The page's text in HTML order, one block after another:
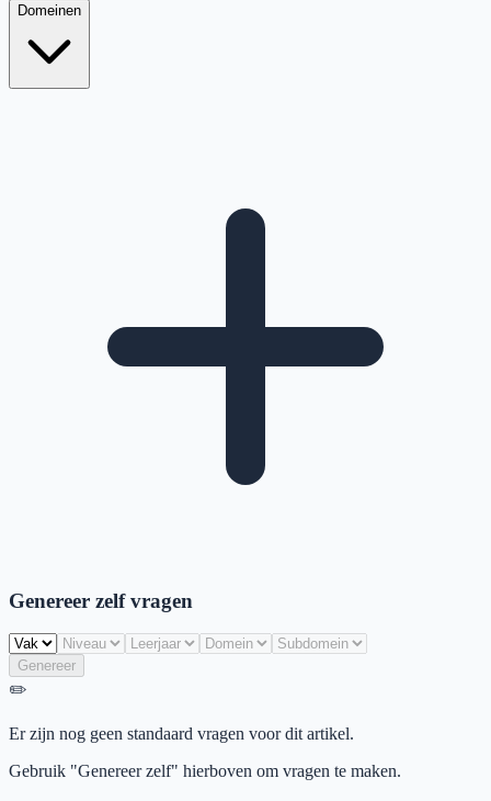
Domeinen
Genereer zelf vragen
Genereer
✏️
Er zijn nog geen standaard vragen voor dit artikel.
Gebruik "Genereer zelf" hierboven om vragen te maken.